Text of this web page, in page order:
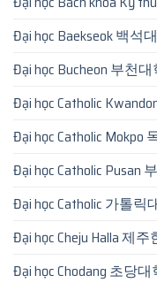
Đại học Baekseok 백석
Đại học Bucheon 부천
Đại học Catholic
Đại học Catholic Mokpo
Đại học Catholic Pusan
Đại học Catholic 가톨릭
Đại học Cheju Halla 제
Đại học Chodang 초당